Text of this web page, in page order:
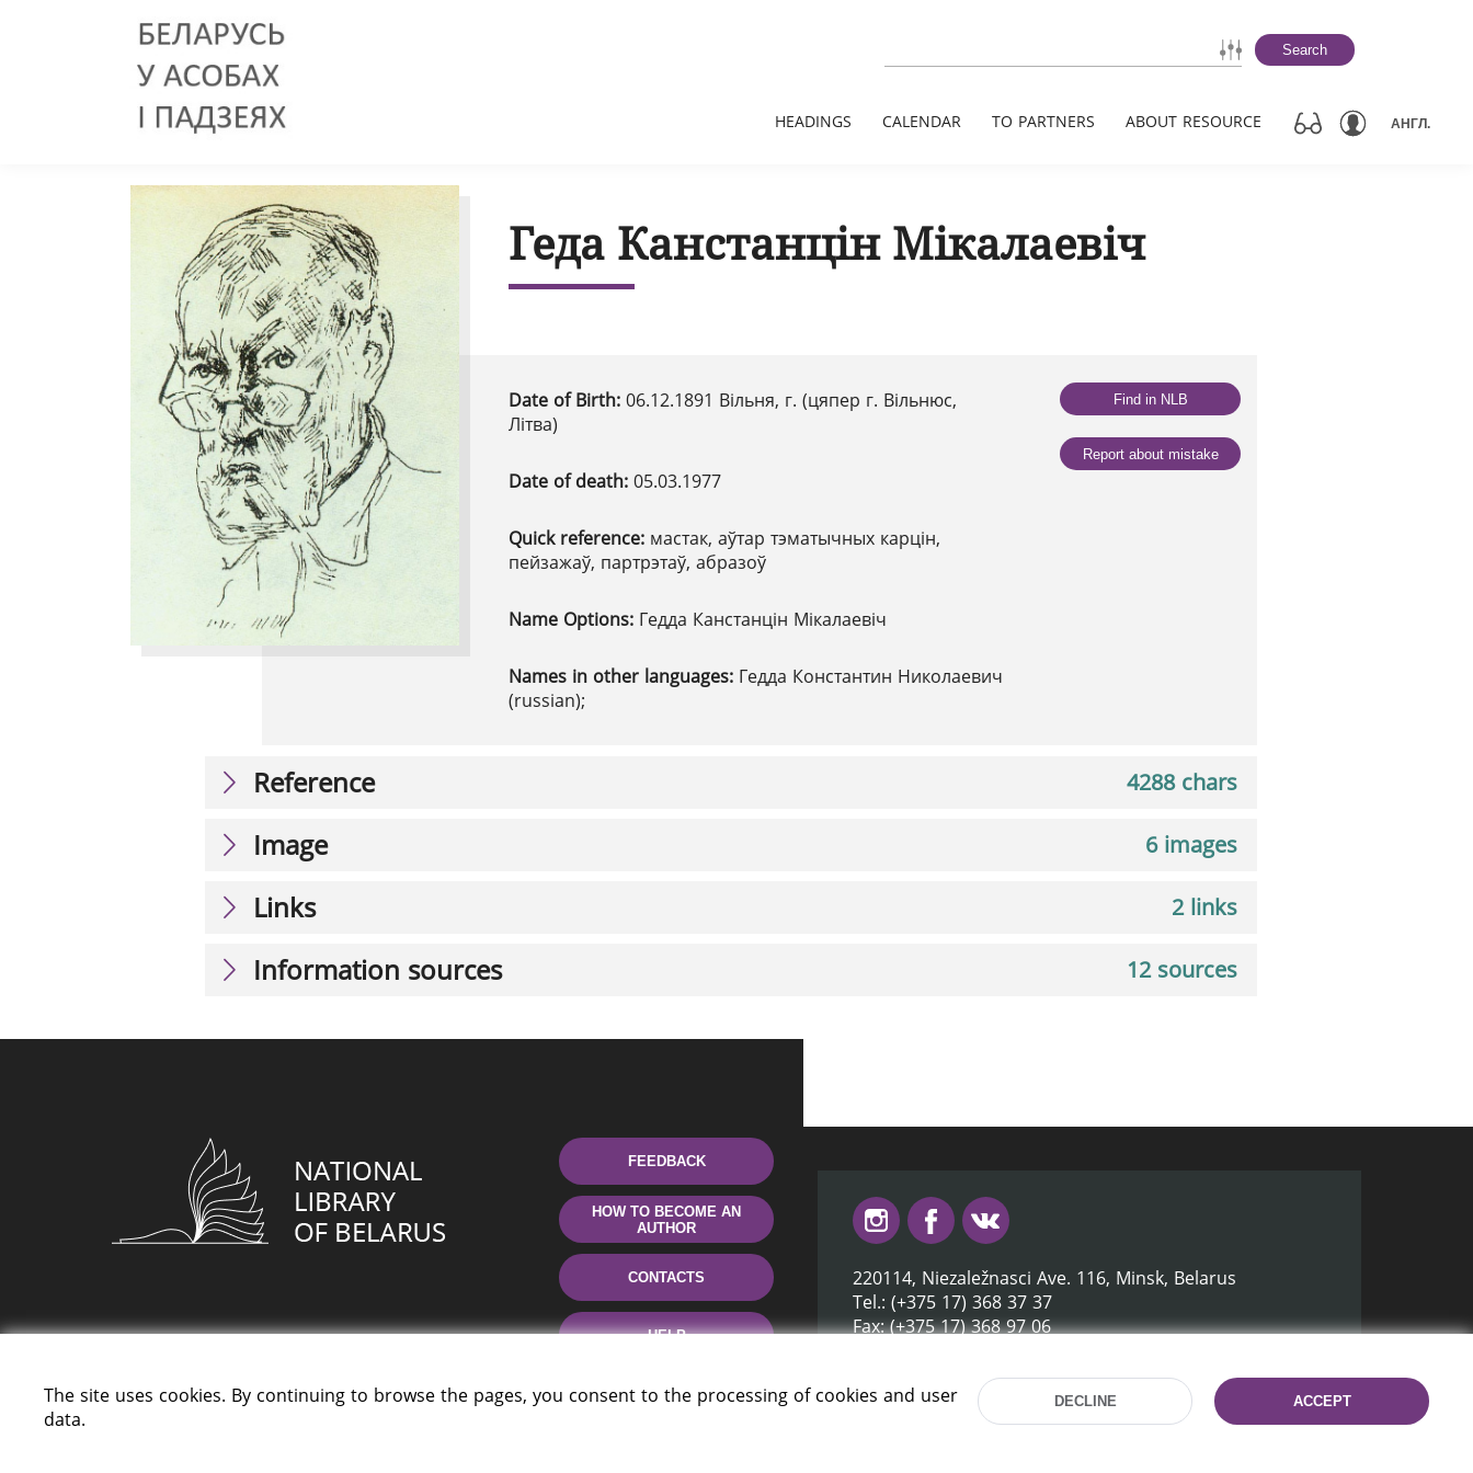
Search
HEADINGS CALENDAR TO PARTNERS ABOUT RESOURCE АНГЛ.
Геда Канстанцін Мікалаевіч
Date of Birth: 06.12.1891 Вільня, г. (цяпер г. Вільнюс,
Літва)
Date of death: 05.03.1977
Quick reference: мастак, аўтар тэматычных карцін,
пейзажаў, партрэтаў, абразоў
Name Options: Гедда Канстанцін Мікалаевіч
Names in other languages: Гедда Константин Николаевич
(russian);
Find in NLB
Report about mistake
4288 chars
Reference
6 images
Image
2 links
Links
12 sources
Information sources
FEEDBACK
HOW TO BECOME AN
AUTHOR
CONTACTS
HELP
220114, Niezaležnasci Ave. 116, Minsk, Belarus
Tel.: (+375 17) 368 37 37
Fax: (+375 17) 368 97 06
Site development:mrsoft.by
The site uses cookies. By continuing to browse the pages, you consent to the processing of cookies and user
data.
DECLINE ACCEPT